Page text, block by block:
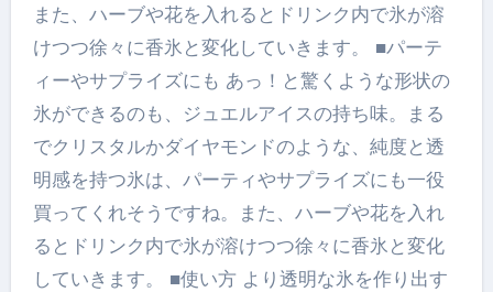
また、ハーブや花を入れるとドリンク内で氷が溶
けつつ徐々に香氷と変化していきます。 ■パーテ
ィーやサプライズにも あっ！と驚くような形状の
氷ができるのも、ジュエルアイスの持ち味。まる
でクリスタルかダイヤモンドのような、純度と透
明感を持つ氷は、パーティやサプライズにも一役
買ってくれそうですね。また、ハーブや花を入れ
るとドリンク内で氷が溶けつつ徐々に香氷と変化
していきます。 ■使い方 より透明な氷を作り出す